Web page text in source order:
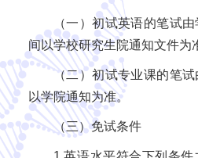
（一）初试英语的笔试
间以学校研究生院通知文件为
（二）初试专业课的笔
以学院通知为准。
（三）免试条件